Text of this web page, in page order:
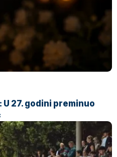
27. godini preminuo